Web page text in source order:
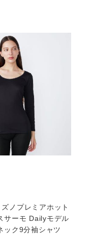
ズノプレミアホット
サーモ Dailyモデル
ック9分袖シャツ